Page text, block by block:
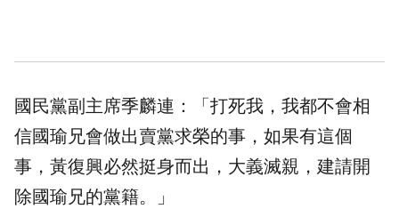
國民黨副主席季麟連：「打死我，我都不會相
信國瑜兄會做出賣黨求榮的事，如果有這個
事，黃復興必然挺身而出，大義滅親，建請開
除國瑜兄的黨籍。」